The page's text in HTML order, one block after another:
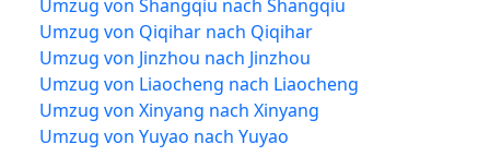
Umzug von Shangqiu nach Shangqiu
Umzug von Qiqihar nach Qiqihar
Umzug von Jinzhou nach Jinzhou
Umzug von Liaocheng nach Liaocheng
Umzug von Xinyang nach Xinyang
Umzug von Yuyao nach Yuyao